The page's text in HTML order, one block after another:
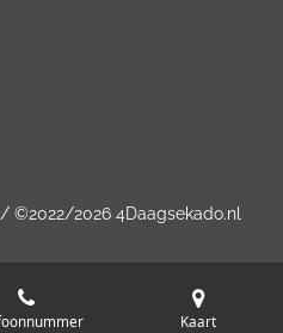
2026 4Daagsekado.nl
Kaart